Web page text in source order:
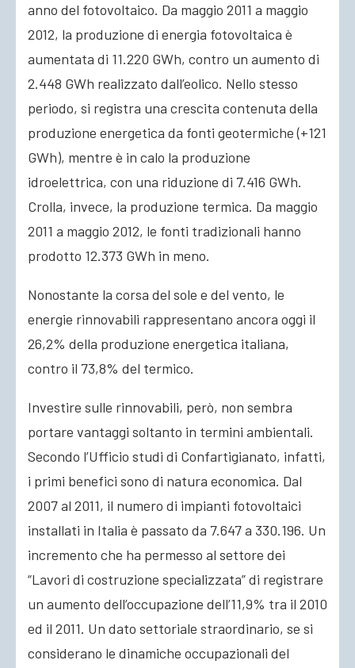
anno del fotovoltaico. Da maggio 2011 a maggio
2012, la produzione di energia fotovoltaica è
aumentata di 11.220 GWh, contro un aumento di
2.448 GWh realizzato dall’eolico. Nello stesso
periodo, si registra una crescita contenuta della
produzione energetica da fonti geotermiche (+121
GWh), mentre è in calo la produzione
idroelettrica, con una riduzione di 7.416 GWh.
Crolla, invece, la produzione termica. Da maggio
2011 a maggio 2012, le fonti tradizionali hanno
prodotto 12.373 GWh in meno.
Nonostante la corsa del sole e del vento, le
energie rinnovabili rappresentano ancora oggi il
26,2% della produzione energetica italiana,
contro il 73,8% del termico.
Investire sulle rinnovabili, però, non sembra
portare vantaggi soltanto in termini ambientali.
Secondo l’Ufficio studi di Confartigianato, infatti,
i primi benefici sono di natura economica. Dal
2007 al 2011, il numero di impianti fotovoltaici
installati in Italia è passato da 7.647 a 330.196. Un
incremento che ha permesso al settore dei
“Lavori di costruzione specializzata” di registrare
un aumento dell’occupazione dell’11,9% tra il 2010
ed il 2011. Un dato settoriale straordinario, se si
considerano le dinamiche occupazionali del